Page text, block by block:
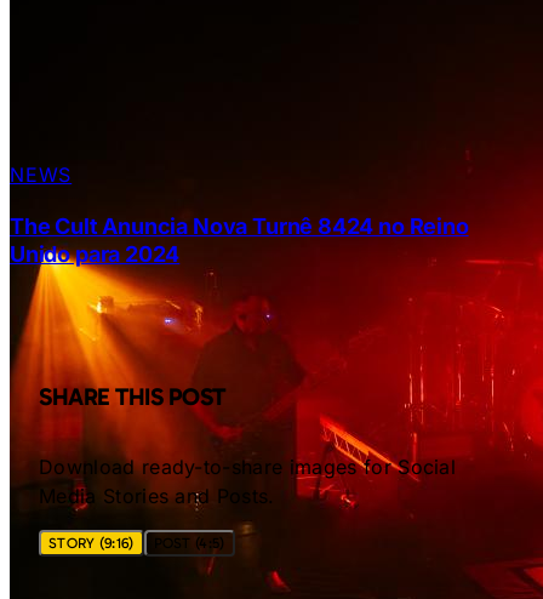
NEWS
The Cult Anuncia Nova Turnê 8424 no Reino
Unido para 2024
SHARE THIS POST
Download ready-to-share images for Social
Media Stories and Posts.
STORY (9:16) POST (4:5)